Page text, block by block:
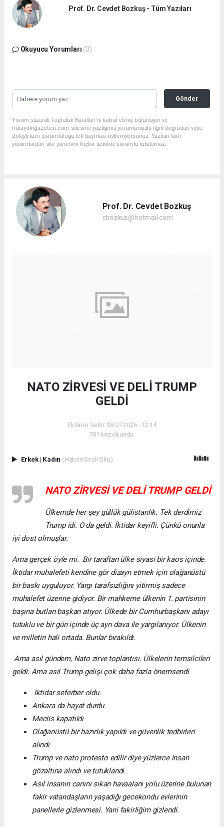
Prof. Dr. Cevdet Bozkuş - Tüm Yazıları
Okuyucu Yorumları (0)
Gönder
Yorum yazarak Topluluk Kuralları’nı kabul etmiş bulunuyor ve
huraydingazetesi.com sitesine yaptığınız yorumunuzla ilgili doğrudan veya
dolaylı tüm sorumluluğu tek başınıza üstleniyorsunuz. Yazılan tüm
yorumlardan site yönetimi hiçbir şekilde sorumlu tutulamaz.
Prof. Dr. Cevdet Bozkuş
cbozkus@hotmail.com
NATO ZİRVESİ VE DELİ TRUMP
GELDİ
Ekleme Tarihi: 08.07.2026 - 12:14
701 kez okundu.
Erkek| Kadın (Haberi Sesli Oku)
NATO ZİRVESİ VE DELİ TRUMP GELDİ
Ülkemde her şey güllük gülistanlık. Tek derdimiz
Trump idi. O da geldi. İktidar keyifli. Çünkü onunla
iyi dost olmuşlar.
Ama gerçek öyle mi. Bir taraftan ülke siyasi bir kaos içinde.
İktidar muhalefeti kendine gör dizayn etmek için olağanüstü
bir baskı uyguluyor. Yargı tarafsızlığını yitirmiş sadece
muhalefet üzerine gidiyor. Bir mahkeme ülkenin 1. partisinin
başına butlan başkan atıyor. Ülkede bir Cumhurbaşkanı adayı
tutuklu ve bir gün içinde üç ayrı dava ile yargılanıyor. Ülkenin
ve milletin hali ortada. Bunlar bırakıldı.
Ama asıl gündem, Nato zirve toplantısı. Ülkelerin temsilcileri
geldi. Ama asıl Trump gelişi çok daha fazla önemsendi
İktidar seferber oldu.
Ankara da hayat durdu.
Meclis kapatıldı
Olağanüstü bir hazırlık yapıldı ve güvenlik tedbirleri
alındı
Trump ve nato protesto edilir diye yüzlerce insan
gözaltına alındı ve tutuklandı.
Asıl insanın canını sıkan havaalanı yolu üzerine bulunan
fakir vatandaşların yaşadığı gecekondu evlerinin
panellerle gizlenmesi. Yani fakirliğim gizlendi.